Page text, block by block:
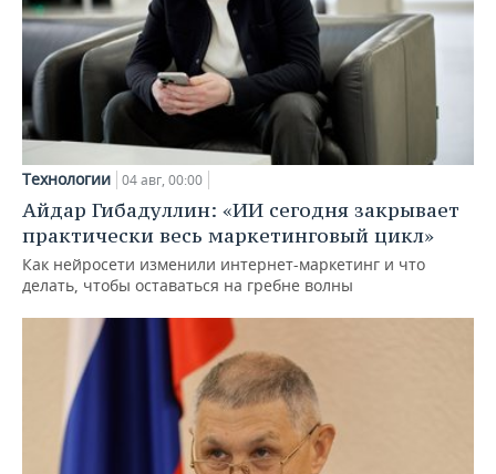
Технологии 04 авг, 00:00
Айдар Гибадуллин: «ИИ сегодня закрывает
практически весь маркетинговый цикл»
Как нейросети изменили интернет-маркетинг и что
делать, чтобы оставаться на гребне волны